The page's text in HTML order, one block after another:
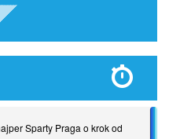
syty, a owca cała?
Sparty Praga o krok od